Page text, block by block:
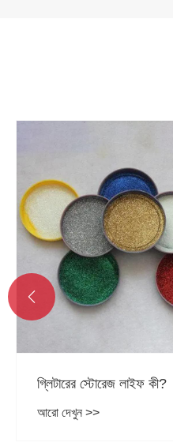
গ্লো পাউডার কী থেকে তৈরি?
আরো দেখুন >>
